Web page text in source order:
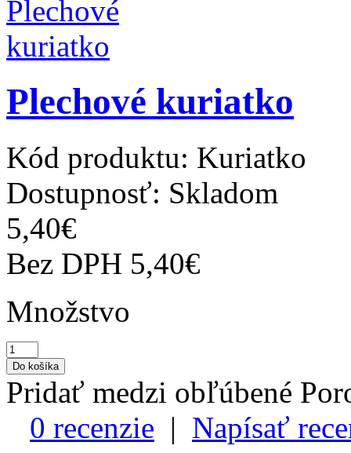
Plechové kuriatko
Kód produktu: Kuriatko
Dostupnosť: Skladom
5,40€
Bez DPH 5,40€
Množstvo
Pridať medzi obľúbené
0 recenzie | Napísať